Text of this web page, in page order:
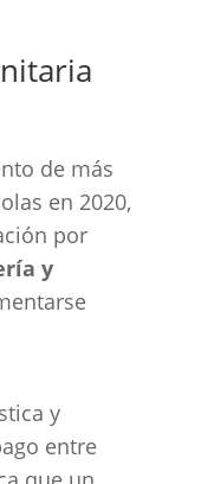
de más
en 2020,
por
y
y
entre